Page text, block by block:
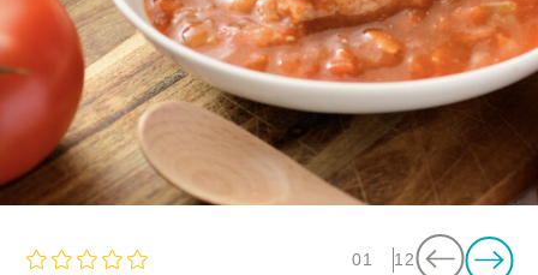
01 12